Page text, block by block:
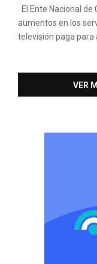
El Ente Nacional
aumentos en los
televisión paga para
VER